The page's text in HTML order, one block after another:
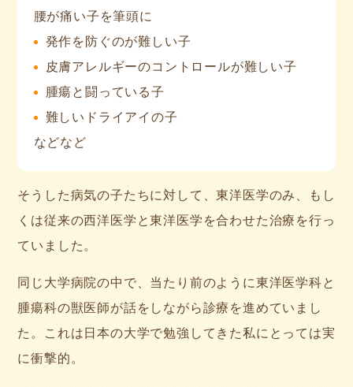
腰が痛い子を筆頭に
発作を防ぐのが難しい子
皮膚アレルギーのコントロールが難しい子
腫瘍と闘っている子
難しいドライアイの子
などなど
そうした病気の子たちに対して、東洋医学のみ、もし
くは従来の西洋医学と東洋医学を合わせた治療を行っ
ていました。
同じ大学病院の中で、当たり前のように東洋医学科と
腫瘍科の獣医師が話をしながら診療を進めていまし
た。これは日本の大学で勉強してきた私にとっては実
に衝撃的。